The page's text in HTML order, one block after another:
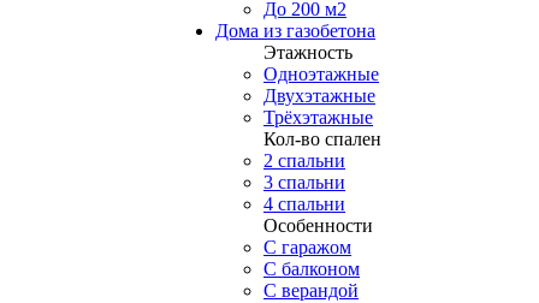
До 200 м2
Дома из газобетона
Этажность
Одноэтажные
Двухэтажные
Трёхэтажные
Кол-во спален
2 спальни
3 спальни
4 спальни
Особенности
С гаражом
С балконом
С верандой